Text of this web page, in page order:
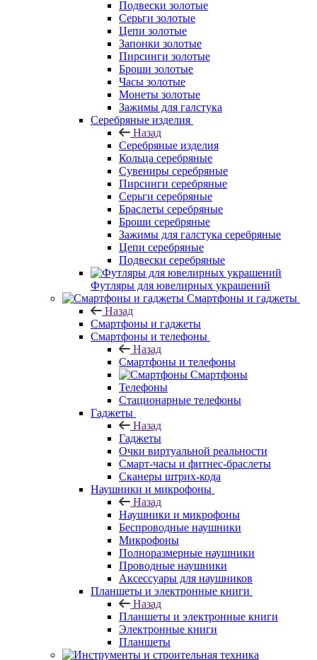
Подвески золотые
Серьги золотые
Цепи золотые
Запонки золотые
Пирсинги золотые
Броши золотые
Часы золотые
Монеты золотые
Зажимы для галстука
Серебряные изделия
Назад
Серебряные изделия
Кольца серебряные
Сувениры серебряные
Пирсинги серебряные
Серьги серебряные
Браслеты серебряные
Броши серебряные
Зажимы для галстука серебряные
Цепи серебряные
Подвески серебряные
Футляры для ювелирных украшений
Смартфоны и гаджеты
Назад
Смартфоны и гаджеты
Смартфоны и телефоны
Назад
Смартфоны и телефоны
Смартфоны
Телефоны
Стационарные телефоны
Гаджеты
Назад
Гаджеты
Очки виртуальной реальности
Смарт-часы и фитнес-браслеты
Сканеры штрих-кода
Наушники и микрофоны
Назад
Наушники и микрофоны
Беспроводные наушники
Микрофоны
Полноразмерные наушники
Проводные наушники
Аксессуары для наушников
Планшеты и электронные книги
Назад
Планшеты и электронные книги
Электронные книги
Планшеты